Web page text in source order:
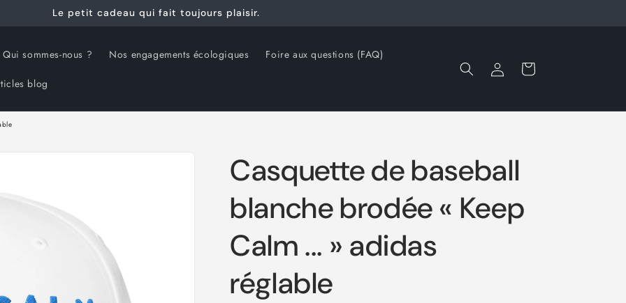
Le petit cadeau qui fait toujours plaisir.
Qui sommes-nous ? Nos engagements écologiques Foire aux questions (FAQ)
blog
Connexion Panier
Casquette de baseball
blanche brodée « Keep
Calm ... » adidas
réglable